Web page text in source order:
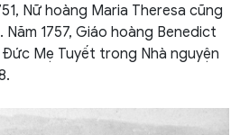
Nữ hoàng Maria Theresa cũng
1757, Giáo hoàng Benedict
Mẹ Tuyết trong Nhà nguyện